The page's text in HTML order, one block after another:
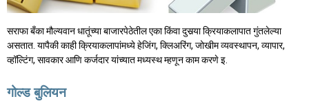
सराफा बँका मौल्यवान धातूंच्या बाजारपेठेतील एका किंवा दुसर्‍या क्रियाकलापात गुंतलेल्या
असतात. यापैकी काही क्रियाकलापांमध्ये हेजिंग, क्लिअरिंग, जोखीम व्यवस्थापन, व्यापार,
व्हॉल्टिंग, सावकार आणि कर्जदार यांच्यात मध्यस्थ म्हणून काम करणे इ.
गोल्ड बुलियन